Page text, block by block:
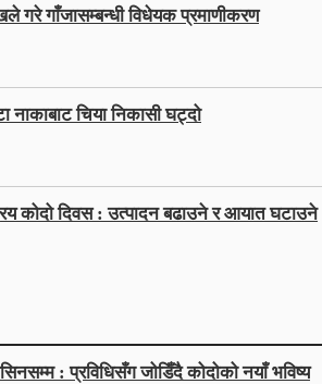
गरे गाँजासम्बन्धी विधेयक प्रमाणीकरण
नाकाबाट चिया निकासी घट्दो
कोदो दिवस : उत्पादन बढाउने र आयात घटाउने
: प्रविधिसँग जोडिँदै कोदोको नयाँ भविष्य